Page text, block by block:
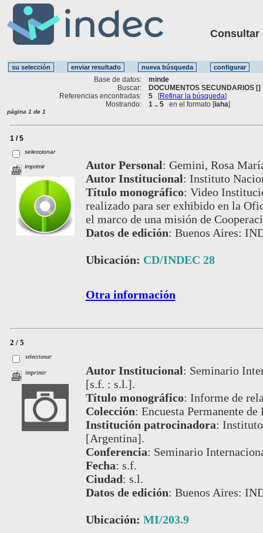
Consultar
Base de datos:
minde
Buscar:
DOCUMENTOS SECUNDARIOS []
Referencias encontradas:
5 [Refinar la búsqueda]
Mostrando:
1 .. 5 en el formato [iaha]
página 1 de 1
1 / 5
seleccionar
imprimir Autor Personal: Gemini, Rosa
Autor Institucional: Instituto
Título monográfico: Video
realizado para ser exhibido en la
el marco de una misión de
Datos de edición: Buenos Aires:
Ubicación: CD/INDEC 28
Otra información
2 / 5
seleccionar
imprimir Autor Institucional: Seminario
[s.f. : s.l.].
Título monográfico: Informe de
Colección: Encuesta Permanente de
Institución patrocinadora:
[Argentina].
Conferencia: Seminario
Fecha: s.f.
Ciudad: s.l.
Datos de edición: Buenos Aires:
Ubicación: MI/203.9